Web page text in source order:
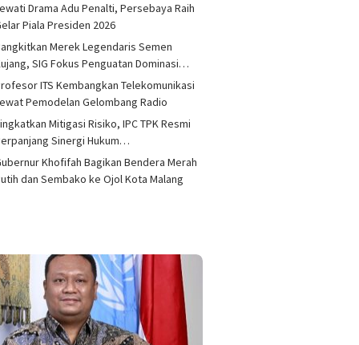
Drama Adu Penalti, Persebaya Raih
Piala Presiden 2026
Merek Legendaris Semen
SIG Fokus Penguatan Dominasi…
ITS Kembangkan Telekomunikasi
Pemodelan Gelombang Radio
Mitigasi Risiko, IPC TPK Resmi
Sinergi Hukum…
Khofifah Bagikan Bendera Merah
dan Sembako ke Ojol Kota Malang